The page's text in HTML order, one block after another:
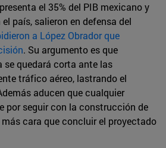
el 35% del PIB mexicano y
país, salieron en defensa del
a López Obrador que
. Su argumento es que
quedará corta ante las
tráfico aéreo, lastrando el
aducen que cualquier
por seguir con la construcción de
cara que concluir el proyectado